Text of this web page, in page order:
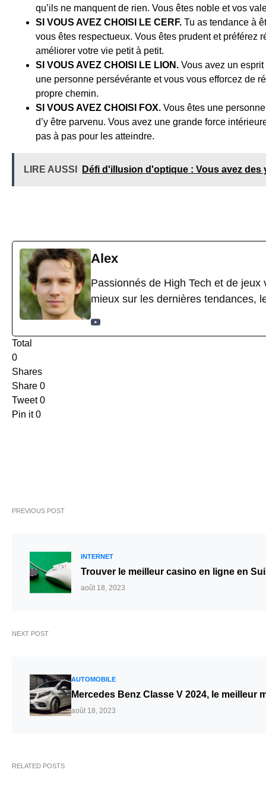
qu’ils ne manquent de rien. Vous êtes noble et vos
SI VOUS AVEZ CHOISI LE CERF. Tu as tendance à
vous êtes respectueux. Vous êtes prudent et préférez
améliorer votre vie petit à petit.
SI VOUS AVEZ CHOISI LE LION. Vous avez un
une personne persévérante et vous vous efforcez de
propre chemin.
SI VOUS AVEZ CHOISI FOX. Vous êtes une
d’y être parvenu. Vous avez une grande force
pas à pas pour les atteindre.
LIRE AUSSI Défi d'illusion d'optique : Vous avez
Alex
Passionnés de High Tech et de
mieux sur les dernières tendances,
Total
0
Shares
Share 0
Tweet 0
Pin it 0
PREVIOUS POST
INTERNET
Trouver le meilleur casino en ligne en
août 18, 2023
NEXT POST
AUTOMOBILE
Mercedes Benz Classe V 2024, le meilleur
août 18, 2023
RELATED POSTS